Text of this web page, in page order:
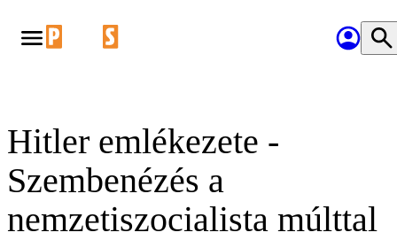
Hitler emlékezete -
Szembenézés a
nemzetiszocialista múlttal